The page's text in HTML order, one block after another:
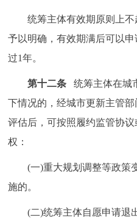
统筹主体有效期原则上不
予以明确，有效期满后可以
过1年。
第十二条统筹主体在城
下情况的，经城市更新主管
评估后，可按照履约监管协
权：
(一)重大规划调整等政策
施的。
(二)统筹主体自愿申请退